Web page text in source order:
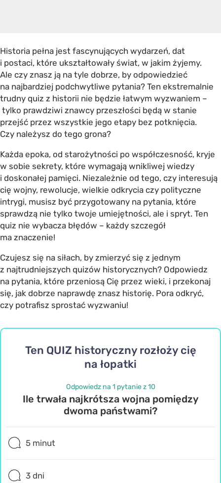
Historia pełna jest fascynujących wydarzeń, dat
i postaci, które ukształtowały świat, w jakim żyjemy.
Ale czy znasz ją na tyle dobrze, by odpowiedzieć
na najbardziej podchwytliwe pytania? Ten ekstremalnie
trudny quiz z historii nie będzie łatwym wyzwaniem –
tylko prawdziwi znawcy przeszłości będą w stanie
przejść przez wszystkie jego etapy bez potknięcia.
Czy należysz do tego grona?
Każda epoka, od starożytności po współczesność, kryje
w sobie sekrety, które wymagają wnikliwej wiedzy
i doskonałej pamięci. Niezależnie od tego, czy interesują
cię wojny, rewolucje, wielkie odkrycia czy polityczne
intrygi, musisz być przygotowany na pytania, które
sprawdzą nie tylko twoje umiejętności, ale i spryt. Ten
quiz nie wybacza błędów – każdy szczegół
ma znaczenie!
Czujesz się na siłach, by zmierzyć się z jednym
z najtrudniejszych quizów historycznych? Odpowiedz
na pytania, które przeniosą Cię przez wieki, i przekonaj
się, jak dobrze naprawdę znasz historię. Pora odkryć,
czy potrafisz sprostać wyzwaniu!
Ten QUIZ historyczny rozłoży cię
na łopatki
Odpowiedz na 1 pytanie z 10
Ile trwała najkrótsza wojna pomiędzy
dwoma państwami?
5 minut
3 dni